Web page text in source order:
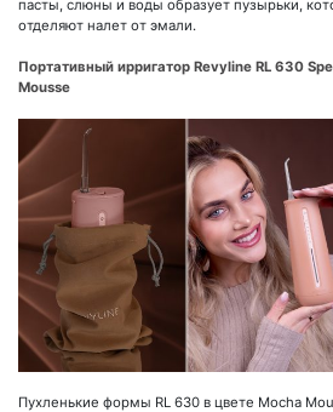
пасты, слюны и воды образует пузырьки,
отделяют налет от эмали.
Портативный ирригатор Revyline RL 630
Mousse
Пухленькие формы RL 630 в цвете Mocha